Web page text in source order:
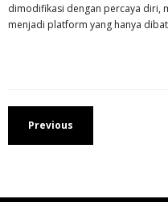
dimodifikasi dengan percaya diri,
menjadi platform yang hanya
Previous